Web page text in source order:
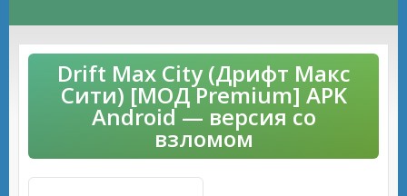
Drift Max City (Дрифт Макс
Сити) [МОД Premium] APK
Android — версия со
взломом